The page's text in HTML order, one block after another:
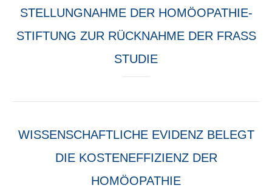
STELLUNGNAHME DER HOMÖOPATHIE-
STIFTUNG ZUR RÜCKNAHME DER FRASS
STUDIE
WISSENSCHAFTLICHE EVIDENZ BELEGT
DIE KOSTENEFFIZIENZ DER
HOMÖOPATHIE